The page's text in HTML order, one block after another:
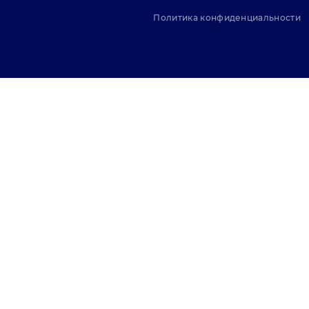
Политика конфиденциальности